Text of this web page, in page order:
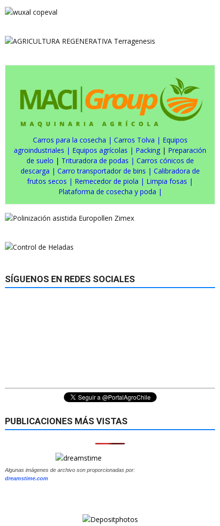
Carros para la cosecha | Carros Tolva | Equipos
agroindustriales | Equipos agrícolas | Packing | Preparación
de suelo | Trituradora de podas | Carros cónicos de
descarga | Carro transportador de bins | Calibradora de
frutos secos | Remecedor de piola | Limpia fosas |
Plataforma de cosecha y poda |
SÍGUENOS EN REDES SOCIALES
PUBLICACIONES MÁS VISTAS
Algunas imágenes de archivo son proporcionadas por:
dreamstime.com